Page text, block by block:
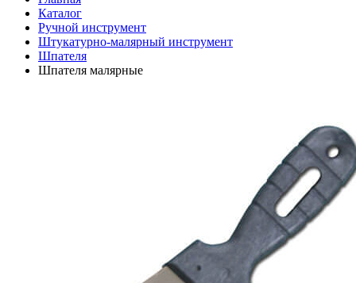
Каталог
Ручной инструмент
Штукатурно-малярный инструмент
Шпателя
Шпателя малярные